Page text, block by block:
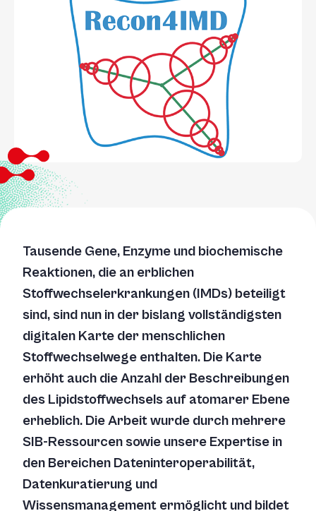
Tausende Gene, Enzyme und biochemische
Reaktionen, die an erblichen
Stoffwechselerkrankungen (IMDs) beteiligt
sind, sind nun in der bislang vollständigsten
digitalen Karte der menschlichen
Stoffwechselwege enthalten. Die Karte
erhöht auch die Anzahl der Beschreibungen
des Lipidstoffwechsels auf atomarer Ebene
erheblich. Die Arbeit wurde durch mehrere
SIB-Ressourcen sowie unsere Expertise in
den Bereichen Dateninteroperabilität,
Datenkuratierung und
Wissensmanagement ermöglicht und bildet